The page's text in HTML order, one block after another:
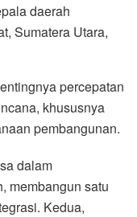
daerah
Sumatera Utara,
percepatan
khususnya
pembangunan.
dalam
membangun satu
Kedua,